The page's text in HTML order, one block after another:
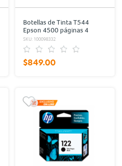
Botellas de Tinta T544
Epson 4500 páginas 4
piezas
SKU: 100098332
$849.00